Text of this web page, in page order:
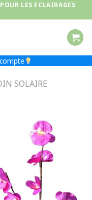
LES ECLAIRAGES
SOLAIRE